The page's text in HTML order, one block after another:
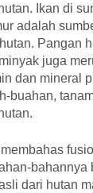
Ikan di
adalah
Pangan
juga
dan mineral
buahan,
bahannya
dari hutan